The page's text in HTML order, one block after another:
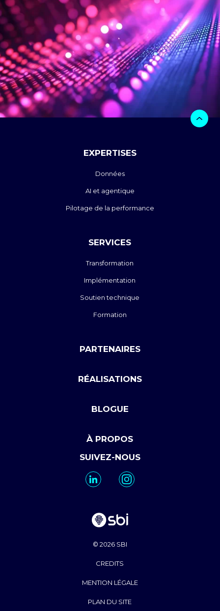
EXPERTISES
Données
AI et agentique
Pilotage de la performance
SERVICES
Transformation
Implémentation
Soutien technique
Formation
PARTENAIRES
RÉALISATIONS
BLOGUE
À PROPOS
SUIVEZ-NOUS
© 2026 SBI
CREDITS
MENTION LÉGALE
PLAN DU SITE